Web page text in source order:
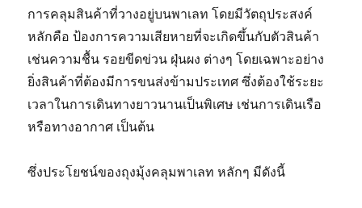
การคลุมสินค้าที่วางอยู่บนพาเลท โดยมีวัตถุประสงค์
หลักคือ ป้องการความเสียหายที่จะเกิดขึ้นกับตัวสินค้า
เช่นความชื้น รอยขีดข่วน ฝุ่นผง ต่างๆ โดยเฉพาะอย่าง
ยิ่งสินค้าที่ต้องมีการขนส่งข้ามประเทศ ซึ่งต้องใช้ระยะ
เวลาในการเดินทางยาวนานเป็นพิเศษ เช่นการเดินเรือ
หรือทางอากาศ เป็นต้น
ซึ่งประโยชน์ของถุงมุ้งคลุมพาเลท หลักๆ มีดังนี้